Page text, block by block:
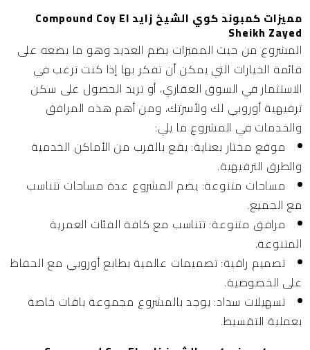
مميزات كمبوند كوي الشيخ زايد Compound Coy El
Sheikh Zayed
المشروع من حيث المميزات يضم العديد وهو ما يضعه على
قائمة الخيارات التي يمكن أن تفكر بها إذا كنت ترغب في
الاستثمار في السوق العقاري، أو تريد الحصول على سكن
ترفيهية أوروبي لك ولأسرتك، ومن أهم هذه المرافق
والخدمات في المشروع ما يلي:
موقع مختار بعناية: يقع بالقرب من الأماكن الخدمية
والطرق الترفيهية.
مساحات متنوعة: يضم المشروع عدة مساحات تتناسب
مع الجميع.
مرافق متنوعة: تتناسب مع كافة الفئات العمرية
المتنوعة.
تصميم راقية: تصميمات عالمية بطابع أوروبي مع الحفاظ
على الخصوصية.
تسهيلات سداد: يوجد بالمشروع مجموعة باقات خاصة
بعملية التقسيط.